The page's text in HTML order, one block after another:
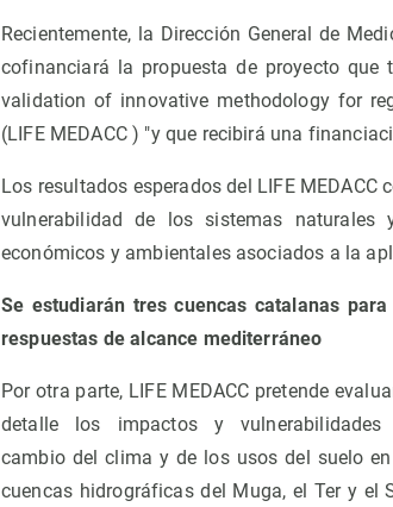
Recientemente, la Dirección General de
cofinanciará la propuesta de proyecto que
validation of innovative methodology for
(LIFE MEDACC ) "y que recibirá una
Los resultados esperados del LIFE
vulnerabilidad de los sistemas
económicos y ambientales asociados a la
Se estudiarán tres cuencas catalanas para
respuestas de alcance mediterráneo
Por otra parte, LIFE MEDACC pretende
detalle los impactos y vulnerabilidades
cambio del clima y de los usos del suelo
cuencas hidrográficas del Muga, el Ter y el